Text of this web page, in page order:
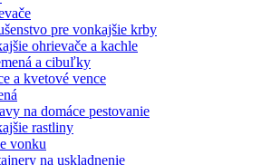
pre vonkajšie krby
ohrievače a kachle
a cibuľky
a kvetové vence
na domáce pestovanie
rastliny
vonku
na uskladnenie